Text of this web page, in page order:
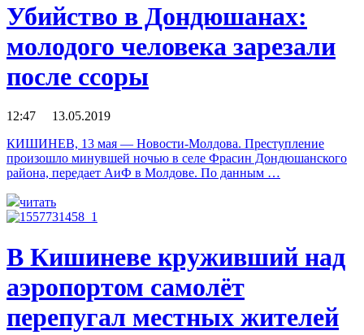
Убийство в Дондюшанах:
молодого человека зарезали
после ссоры
12:47 13.05.2019
КИШИНЕВ, 13 мая — Новости-Молдова. Преступление
произошло минувшей ночью в селе Фрасин Дондюшанского
района, передает АиФ в Молдове. По данным …
читать
В Кишиневе круживший над
аэропортом самолёт
перепугал местных жителей